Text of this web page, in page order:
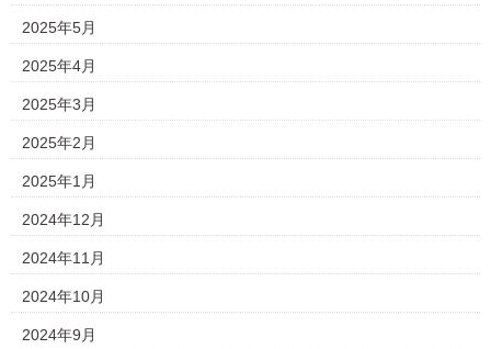
2025年5月
2025年4月
2025年3月
2025年2月
2025年1月
2024年12月
2024年11月
2024年10月
2024年9月